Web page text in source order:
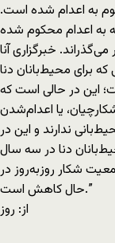
به اعدام شده است.
به اعدام محکوم شده
خبرگزاری آنا
برای محیط‌بانان دنا
این در حالی است که
یا اعدام‌شدن
ندارند و این در
دنا در سه‌ سال
شکار روزبه‌روز در
حال کاهش است.”
از: روز